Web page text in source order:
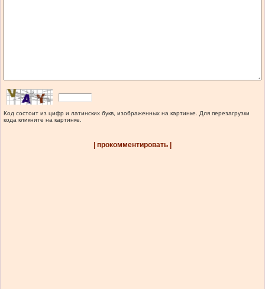
Код состоит из цифр и латинских букв, изображенных на картинке. Для перезагрузки
кода кликните на картинке.
| прокомментировать |